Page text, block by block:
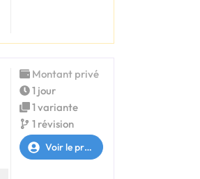
Montant privé
1 jour
1 variante
1 révision
Voir le profil